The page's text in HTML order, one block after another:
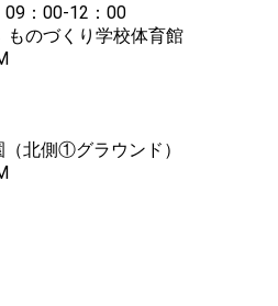
：00-12：00
ものづくり学校体育館
北側①グラウンド）